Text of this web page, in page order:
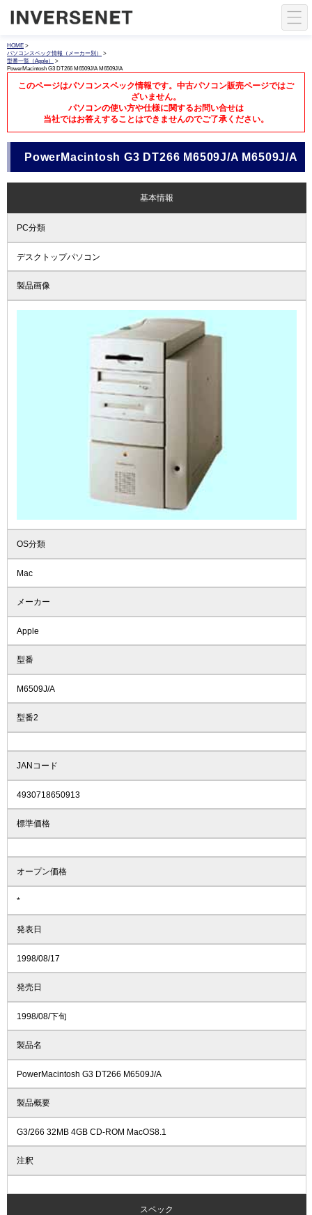
HOME >
パソコンスペック情報（メーカー別）
>
型番一覧（Apple）
>
PowerMacintosh G3 DT266 M6509J/A M6509J/A
このページはパソコンスペック情報です。中古パソコン販売ページではご
ざいません。
パソコンの使い方や仕様に関するお問い合せは
当社ではお答えすることはできませんのでご了承ください。
PowerMacintosh G3 DT266 M6509J/A M6509J/A
基本情報
PC分類
デスクトップパソコン
製品画像
OS分類
Mac
メーカー
Apple
型番
M6509J/A
型番2
JANコード
4930718650913
標準価格
オープン価格
*
発表日
1998/08/17
発売日
1998/08/下旬
製品名
PowerMacintosh G3 DT266 M6509J/A
製品概要
G3/266 32MB 4GB CD-ROM MacOS8.1
注釈
スペック